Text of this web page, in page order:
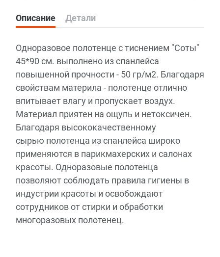
Описание Детали
Одноразовое полотенце с тиснением "Соты"
45*90 см. выполнено из спанлейса
повышенной прочности - 50 гр/м2. Благодаря
свойствам материла - полотенце отлично
впитывает влагу и пропускает воздух.
Материал приятен на ощупь и нетоксичен.
Благодаря высококачественному
сырью полотенца из спанлейса широко
применяются в парикмахерских и салонах
красоты. Одноразовые полотенца
позволяют соблюдать правила гигиены в
индустрии красоты и освобождают
сотрудников от стирки и обработки
многоразовых полотенец.